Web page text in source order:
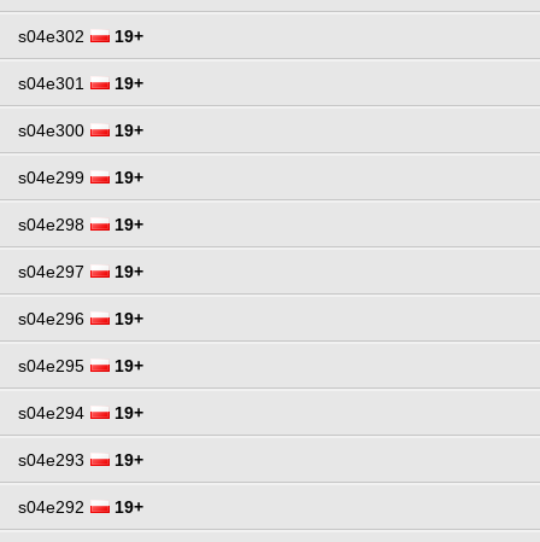
s04e302 19+
s04e301 19+
s04e300 19+
s04e299 19+
s04e298 19+
s04e297 19+
s04e296 19+
s04e295 19+
s04e294 19+
s04e293 19+
s04e292 19+